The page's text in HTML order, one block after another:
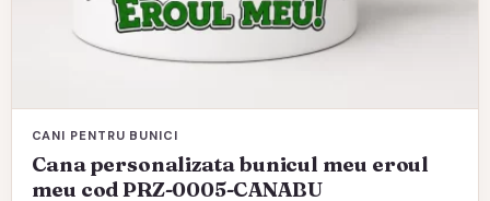
CANI PENTRU BUNICI
Cana personalizata bunicul meu eroul
meu cod PRZ-0005-CANABU